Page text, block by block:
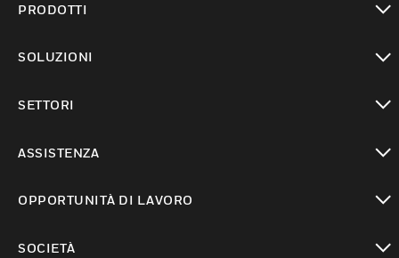
PRODOTTI
SOLUZIONI
SETTORI
ASSISTENZA
OPPORTUNITÀ DI LAVORO
SOCIETÀ